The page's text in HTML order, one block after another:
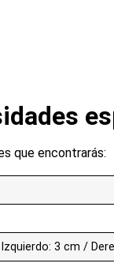
que encontrarás:
3 cm /